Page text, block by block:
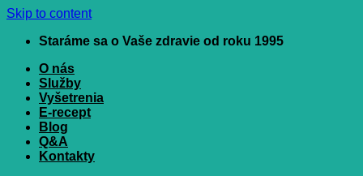
Skip to content
Staráme sa o Vaše zdravie od roku 1995
O nás
Služby
Vyšetrenia
E-recept
Blog
Q&A
Kontakty